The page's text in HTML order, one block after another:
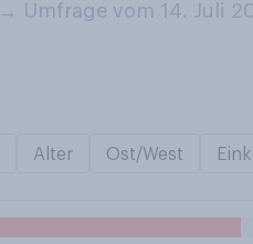
→ Umfrage vom 14. Juli
Alter Ost/West